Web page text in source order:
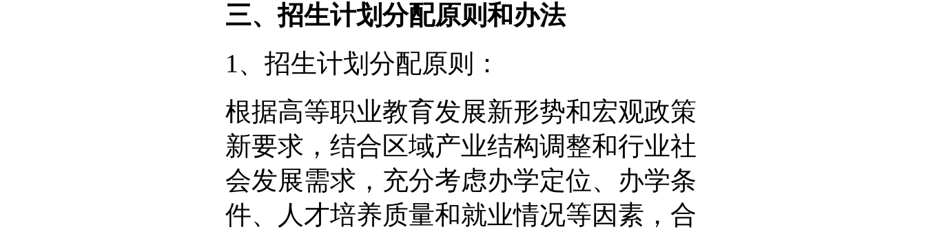
三、招生计划分配原则和办法
1、招生计划分配原则：
根据高等职业教育发展新形势和宏观政策
新要求，结合区域产业结构调整和行业社
会发展需求，充分考虑办学定位、办学条
件、人才培养质量和就业情况等因素，合